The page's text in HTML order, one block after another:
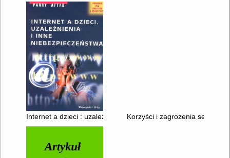
Internet a dzieci : uzależnienia i inne niebezpieczeństwa
Korzyści i zagrożenia serwisów